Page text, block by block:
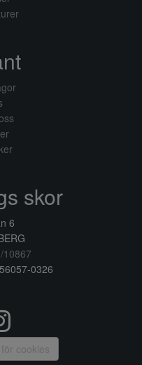
skor
6
10867
0326
cookies